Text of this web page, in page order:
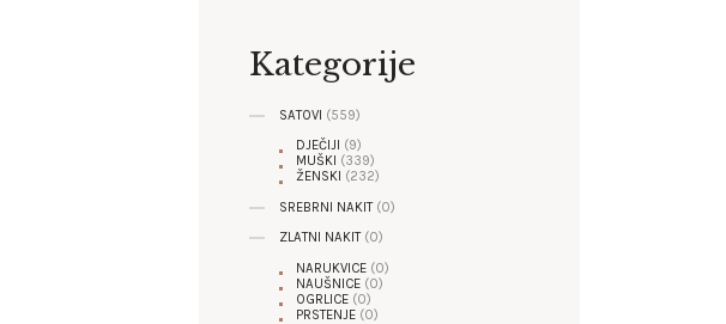
Kategorije
SATOVI (559)
DJEČIJI
(9)
MUŠKI (339)
ŽENSKI (232)
SREBRNI NAKIT (0)
ZLATNI NAKIT (0)
NARUKVICE (0)
NAUŠNICE (0)
OGRLICE (0)
PRSTENJE (0)